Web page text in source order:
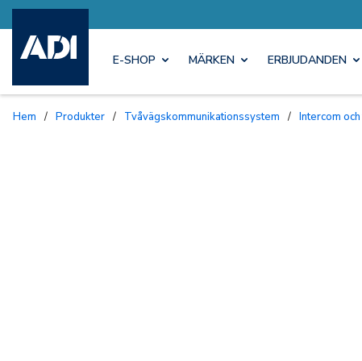
E-SHOP MÄRKEN ERBJUDANDEN
Hem / Produkter / Tvåvägskommunikationssystem / Intercom